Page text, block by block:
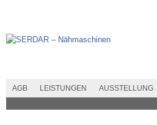
AGB LEISTUNGEN AUSSTELLUNG